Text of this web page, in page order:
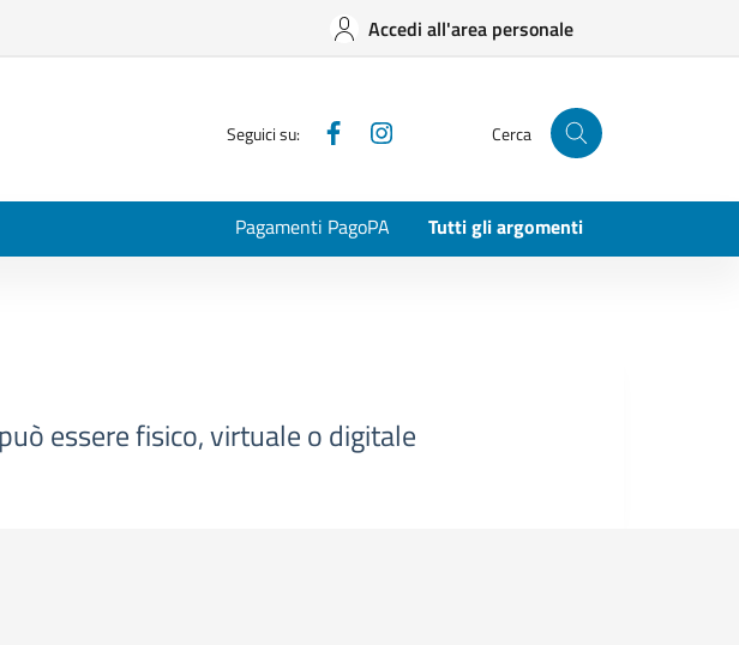
Accedi all'area personale
Seguici su: Facebook Cerca
Pagamenti PagoPA Tutti gli argomenti
essere fisico, virtuale o digitale